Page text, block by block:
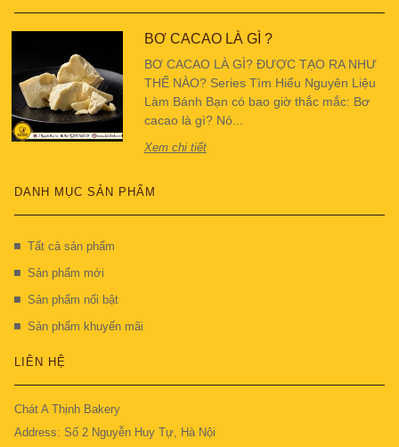
BƠ CACAO LÀ GÌ ?
BƠ CACAO LÀ GÌ? ĐƯỢC TẠO RA NHƯ
THẾ NÀO? Series Tìm Hiểu Nguyên Liệu
Làm Bánh Bạn có bao giờ thắc mắc: Bơ
cacao là gì? Nó...
Xem chi tiết
DANH MỤC SẢN PHẨM
Tất cả sản phẩm
Sản phẩm mới
Sản phẩm nổi bật
Sản phẩm khuyến mãi
LIÊN HỆ
Chát A Thịnh Bakery
Address: Số 2 Nguyễn Huy Tự, Hà Nội